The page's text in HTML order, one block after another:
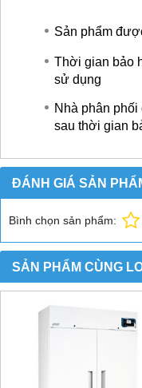
Sản phẩm
Thời gian bảo
sử dụng
Nhà phân
sau thời gian
ĐÁNH GIÁ SẢN
Bình chọn sản phẩm:
SẢN PHẨM CÙNG